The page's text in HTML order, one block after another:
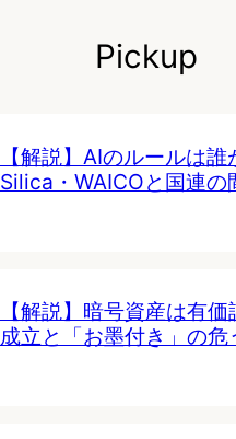
Pickup
【解説】AIのルールは
Silica・WAICOと国連の
【解説】暗号資産は有
成立と「お墨付き」の危